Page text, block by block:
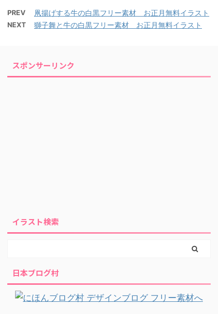
PREV 凧揚げする牛の白黒フリー素材 お正月無料イラスト
NEXT 獅子舞と牛の白黒フリー素材 お正月無料イラスト
スポンサーリンク
イラスト検索
日本ブログ村